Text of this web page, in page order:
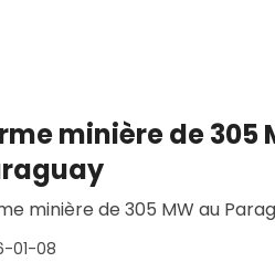
minière de 305
minière de 305 MW au
01-08